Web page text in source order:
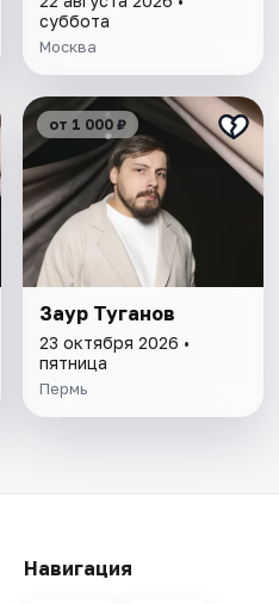
суббота
Москва
от 1 000 ₽
Заур Туганов
23 октября 2026 •
пятница
Пермь
Навигация